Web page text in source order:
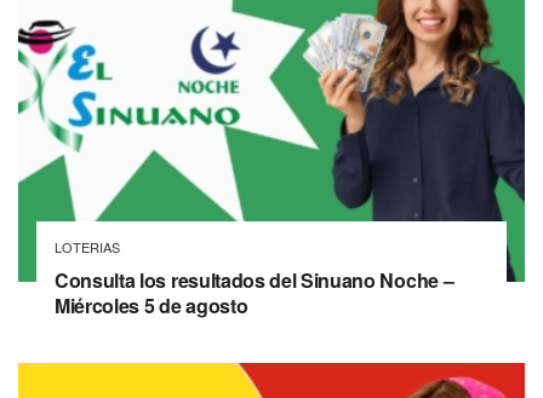
LOTERIAS
Consulta los resultados del Sinuano Noche –
Miércoles 5 de agosto